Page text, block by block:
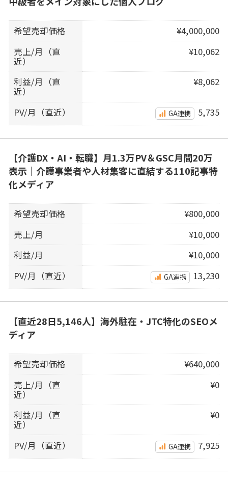
希望売却価格
¥4,000,000
売上/月（直
近）
¥10,062
利益/月（直
近）
¥8,062
PV/月（直近） GA連携 5,735
【介護DX・AI・転職】月1.3万PV＆GSC月間20万
表示｜介護事業者や人材集客に直結する110記事特
化メディア
希望売却価格
¥800,000
売上/月
¥10,000
利益/月
¥10,000
PV/月（直近）
GA連携 13,230
【直近28日5,146人】海外駐在・JTC特化のSEOメ
ディア
希望売却価格
¥640,000
売上/月（直
近）
¥0
利益/月（直
近）
¥0
PV/月（直近） GA連携 7,925